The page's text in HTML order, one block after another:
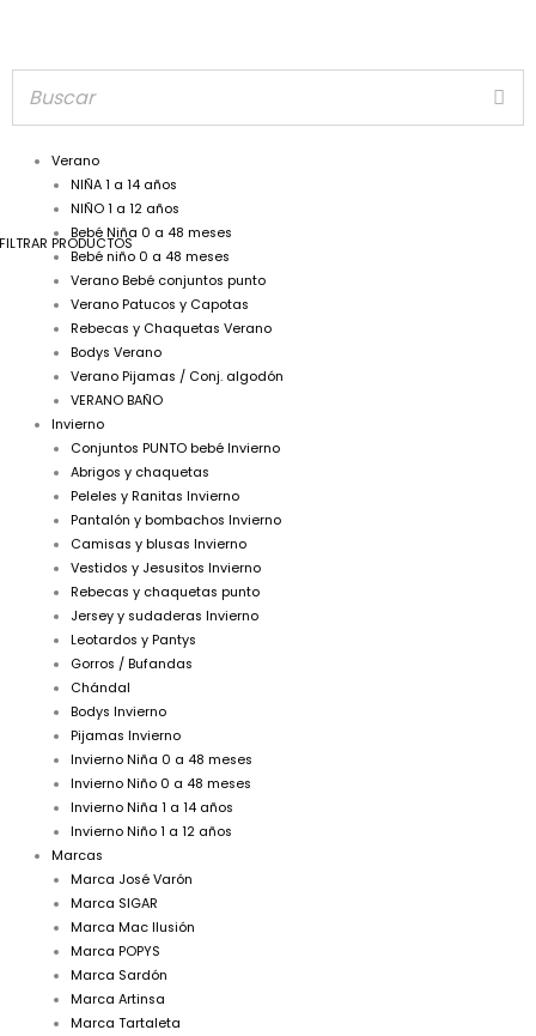
Verano
NIÑA 1 a 14 años
NIÑO 1 a 12 años
Bebé Niña 0 a 48 meses
Bebé niño 0 a 48 meses
Verano Bebé conjuntos punto
Verano Patucos y Capotas
Rebecas y Chaquetas Verano
Bodys Verano
Verano Pijamas / Conj. algodón
VERANO BAÑO
Invierno
Conjuntos PUNTO bebé Invierno
Abrigos y chaquetas
Peleles y Ranitas Invierno
Pantalón y bombachos Invierno
Camisas y blusas Invierno
Vestidos y Jesusitos Invierno
Rebecas y chaquetas punto
Jersey y sudaderas Invierno
Leotardos y Pantys
Gorros / Bufandas
Chándal
Bodys Invierno
Pijamas Invierno
Invierno Niña 0 a 48 meses
Invierno Niño 0 a 48 meses
Invierno Niña 1 a 14 años
Invierno Niño 1 a 12 años
Marcas
Marca José Varón
Marca SIGAR
Marca Mac Ilusión
Marca POPYS
Marca Sardón
Marca Artinsa
Marca Tartaleta
FILTRAR PRODUCTOS